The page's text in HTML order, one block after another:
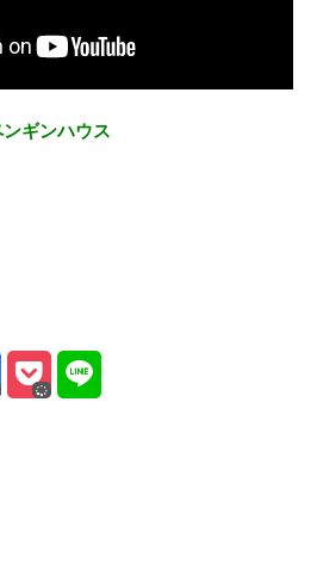
ギンハウス